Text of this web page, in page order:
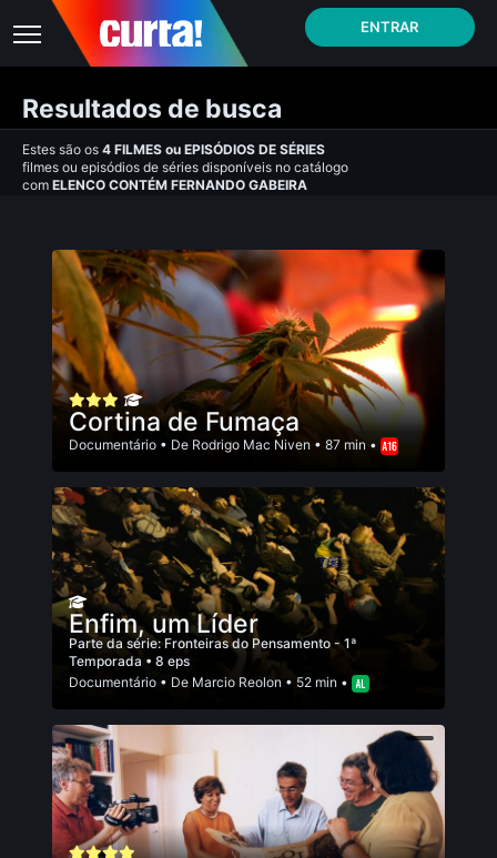
ENTRAR
Resultados de busca
Estes são os 4 FILMES ou EPISÓDIOS DE SÉRIES
filmes ou episódios de séries disponíveis no catálogo
com ELENCO CONTÉM FERNANDO GABEIRA
Cortina de Fumaça
Documentário • De Rodrigo Mac Niven • 87 min •
Enfim, um Líder
Parte da série: Fronteiras do Pensamento - 1ª
Temporada • 8 eps
Documentário • De Marcio Reolon • 52 min •